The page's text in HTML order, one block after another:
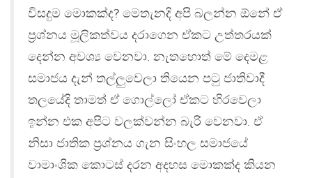
විසදුම මොකක්ද? මෙතැනදි අපි බලන්න ඕනේ ඒ
ප‍්‍රශ්නය මූලිකත්වය දරාගෙන ඒකට උත්තරයක්
දෙන්න අවශ්‍ය වෙනවා. නැතහොත් මේ දෙමළ
සමාජය දැන් තල්ලුවෙලා තියෙන පටු ජාතිවාදී
තලයේදි තාමත් ඒ ගොල්ලෝ ඒකට හිරවෙලා
ඉන්න එක අපිට වලක්වන්න බැරි වෙනවා. ඒ
නිසා ජාතික ප‍්‍රශ්නය ගැන සිංහල සමාජයේ
වාමාංශික කොටස් දරන අදහස මොකක්ද කියන